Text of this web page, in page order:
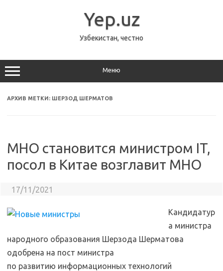
Yep.uz
Узбекистан, честно
Меню
АРХИВ МЕТКИ: ШЕРЗОД ШЕРМАТОВ
МНО становится министром IT,
посол в Китае возглавит МНО
17/11/2021
Кандидатур
а министра
народного образования Шерзода Шерматова
одобрена на пост министра
по развитию информационных технологий